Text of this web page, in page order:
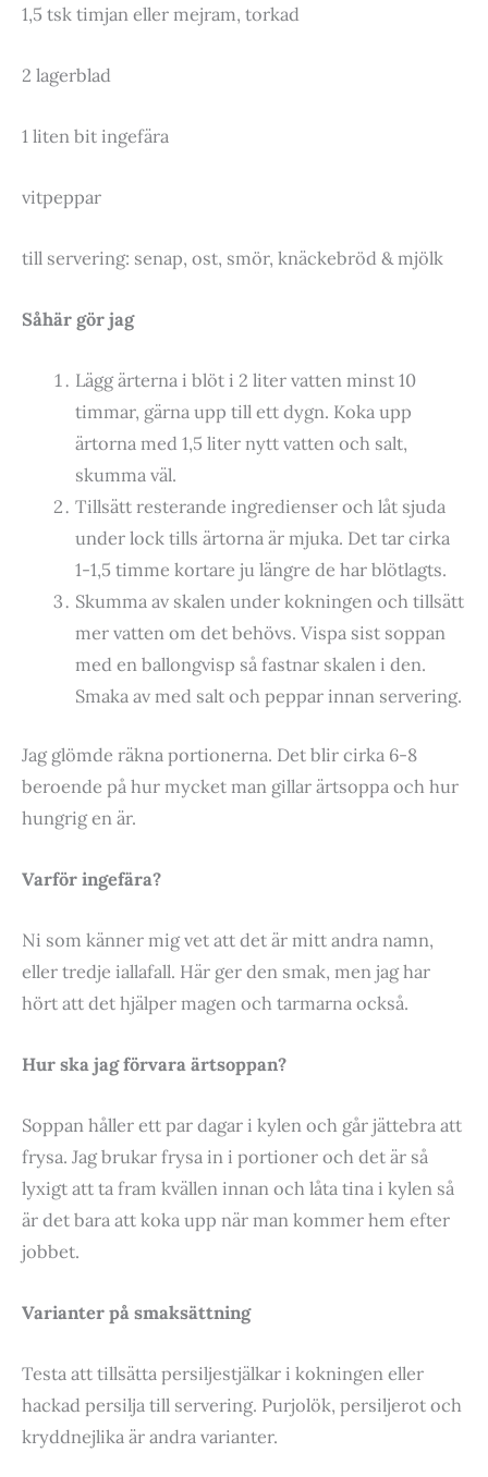
1,5 tsk timjan eller mejram, torkad
2 lagerblad
1 liten bit ingefära
vitpeppar
till servering: senap, ost, smör, knäckebröd & mjölk
Såhär gör jag
Lägg ärterna i blöt i 2 liter vatten minst 10
timmar, gärna upp till ett dygn. Koka upp
ärtorna med 1,5 liter nytt vatten och salt,
skumma väl.
Tillsätt resterande ingredienser och låt sjuda
under lock tills ärtorna är mjuka. Det tar cirka
1-1,5 timme kortare ju längre de har blötlagts.
Skumma av skalen under kokningen och tillsätt
mer vatten om det behövs. Vispa sist soppan
med en ballongvisp så fastnar skalen i den.
Smaka av med salt och peppar innan servering.
Jag glömde räkna portionerna. Det blir cirka 6-8
beroende på hur mycket man gillar ärtsoppa och hur
hungrig en är.
Varför ingefära?
Ni som känner mig vet att det är mitt andra namn,
eller tredje iallafall. Här ger den smak, men jag har
hört att det hjälper magen och tarmarna också.
Hur ska jag förvara ärtsoppan?
Soppan håller ett par dagar i kylen och går jättebra att
frysa. Jag brukar frysa in i portioner och det är så
lyxigt att ta fram kvällen innan och låta tina i kylen så
är det bara att koka upp när man kommer hem efter
jobbet.
Varianter på smaksättning
Testa att tillsätta persiljestjälkar i kokningen eller
hackad persilja till servering. Purjolök, persiljerot och
kryddnejlika är andra varianter.